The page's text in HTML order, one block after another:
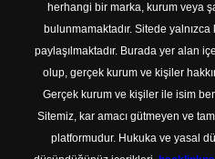
herhangi bir marka, kurum veya
bulunmamaktadır. Sitede yalnızca
paylaşılmaktadır. Burada yer alan
olup, gerçek kurum ve kişiler
Gerçek kurum ve kişiler ile isim
Sitemiz, kar amacı gütmeyen ve
platformudur. Hukuka ve yasal